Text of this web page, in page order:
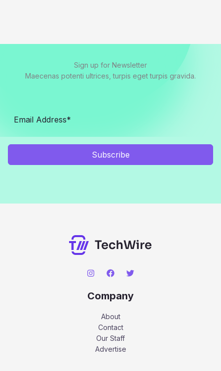
Sign up for Newsletter
Maecenas potenti ultrices, turpis eget turpis gravida.
Subscribe
Company
About
Contact
Our Staff
Advertise